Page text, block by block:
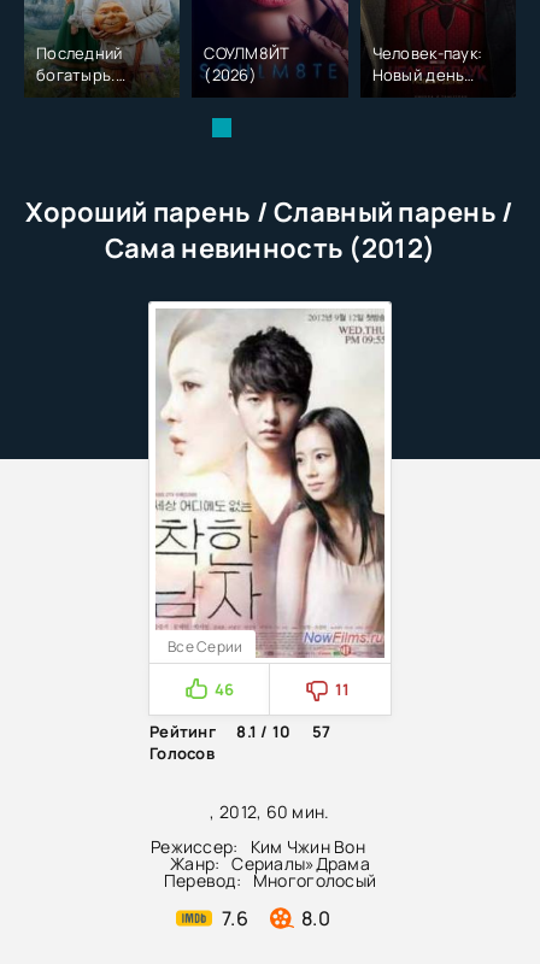
Последний
богатырь.
Колобок (2026)
СОУЛМ8ЙТ
(2026)
Человек-паук:
Новый день
(2026)
Хороший парень / Славный парень /
Сама невинность (2012)
, 2012, 60 мин.
Режиссер:
Ким Чжин Вон
Жанр: Сериалы»Драма
Перевод: Многоголосый
7.6 8.0
Все Серии
46
11
Рейтинг
8.1 / 10
57
Голосов